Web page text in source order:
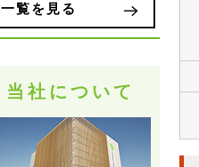
一覧を見る
当社について